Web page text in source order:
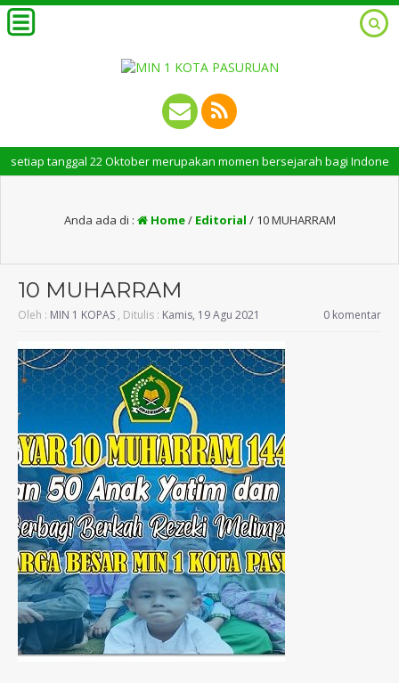
22 Oktober merupakan momen bersejarah bagi Indonesia.
Anda ada di : Home/ Editorial / 10 MUHARRAM
10 MUHARRAM
Oleh : MIN 1 KOPAS , Ditulis : Kamis, 19 Agu 2021 0 komentar